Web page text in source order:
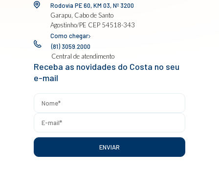
Rodovia PE 60, KM 03, Nº 3200
Garapu, Cabo de Santo
Agostinho/PE CEP 54518-343
Como chegar
(81) 3059.2000
Central de atendimento
Receba as novidades do Costa no seu
e-mail
ENVIAR